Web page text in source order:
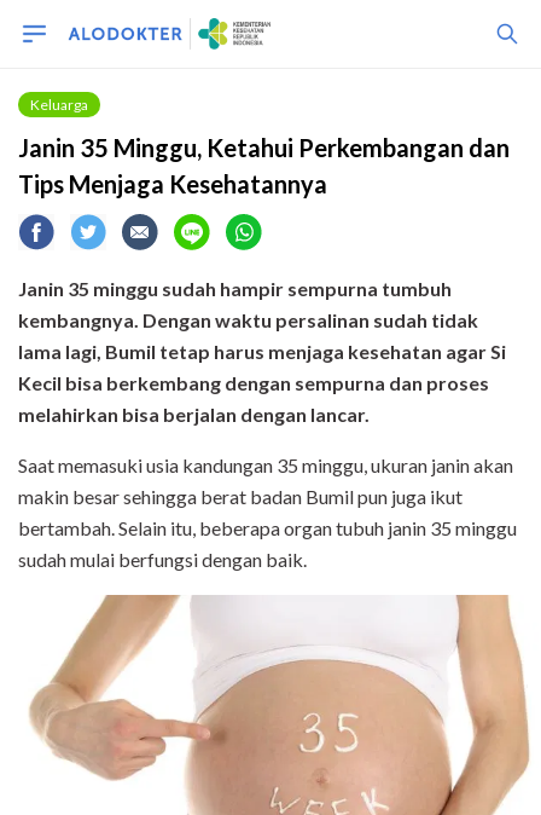
Keluarga
Janin 35 Minggu, Ketahui Perkembangan dan
Tips Menjaga Kesehatannya
Janin 35 minggu sudah hampir sempurna tumbuh
kembangnya. Dengan waktu persalinan sudah tidak
lama lagi, Bumil tetap harus menjaga kesehatan agar Si
Kecil bisa berkembang dengan sempurna dan proses
melahirkan bisa berjalan dengan lancar.
Saat memasuki usia kandungan 35 minggu, ukuran janin akan
makin besar sehingga berat badan Bumil pun juga ikut
bertambah. Selain itu, beberapa organ tubuh janin 35 minggu
sudah mulai berfungsi dengan baik.